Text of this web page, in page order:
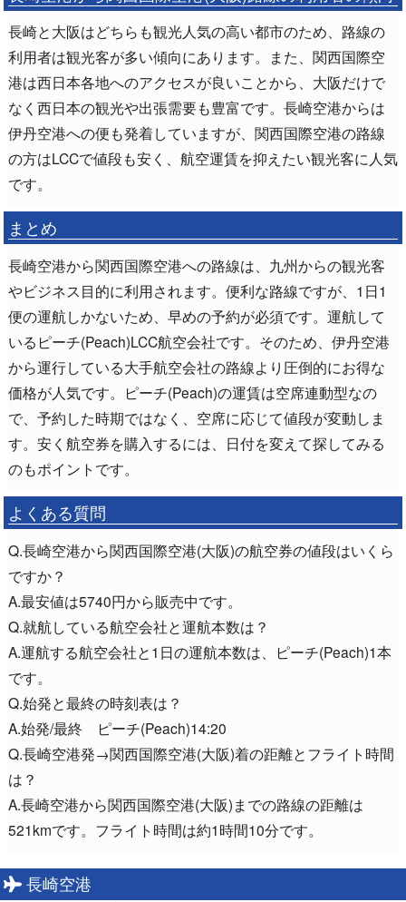
長崎と大阪はどちらも観光人気の高い都市のため、路線の
利用者は観光客が多い傾向にあります。また、関西国際空
港は西日本各地へのアクセスが良いことから、大阪だけで
なく西日本の観光や出張需要も豊富です。長崎空港からは
伊丹空港への便も発着していますが、関西国際空港の路線
の方はLCCで値段も安く、航空運賃を抑えたい観光客に人気
です。
まとめ
長崎空港から関西国際空港への路線は、九州からの観光客
やビジネス目的に利用されます。便利な路線ですが、1日1
便の運航しかないため、早めの予約が必須です。運航して
いるピーチ(Peach)LCC航空会社です。そのため、伊丹空港
から運行している大手航空会社の路線より圧倒的にお得な
価格が人気です。ピーチ(Peach)の運賃は空席連動型なの
で、予約した時期ではなく、空席に応じて値段が変動しま
す。安く航空券を購入するには、日付を変えて探してみる
のもポイントです。
よくある質問
Q.長崎空港から関西国際空港(大阪)の航空券の値段はいくら
ですか？
A.最安値は5740円から販売中です。
Q.就航している航空会社と運航本数は？
A.運航する航空会社と1日の運航本数は、ピーチ(Peach)1本
です。
Q.始発と最終の時刻表は？
A.始発/最終 ピーチ(Peach)14:20
Q.長崎空港発→関西国際空港(大阪)着の距離とフライト時間
は？
A.長崎空港から関西国際空港(大阪)までの路線の距離は
521kmです。フライト時間は約1時間10分です。
長崎空港